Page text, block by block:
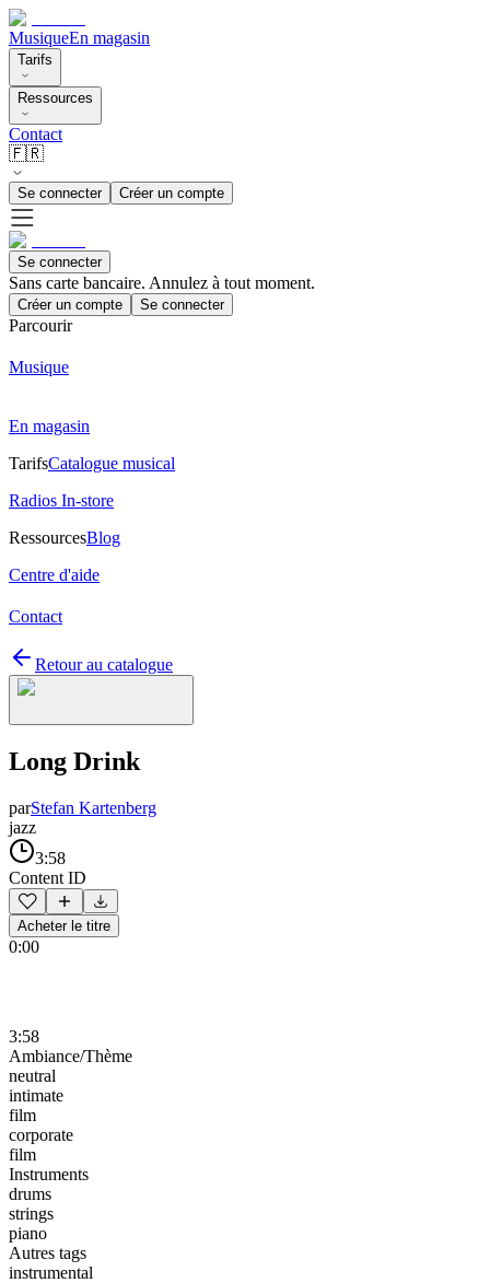
MusiqueEn magasin
Tarifs
Ressources
Contact
🇫🇷
Se connecter Créer un compte
Se connecter
Sans carte bancaire. Annulez à tout moment.
Créer un compte Se connecter
Parcourir
Musique
En magasin
TarifsCatalogue musical
Radios In-store
RessourcesBlog
Centre d'aide
Contact
Retour au catalogue
Long Drink
parStefan Kartenberg
jazz
3:58
Content ID
Acheter le titre
0:00
3:58
Ambiance/Thème
neutral
intimate
film
corporate
film
Instruments
drums
strings
piano
Autres tags
instrumental